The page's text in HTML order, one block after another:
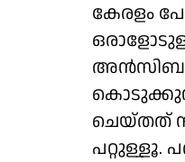
കേരളം
അൻസിബ
ചെയ്തത്
പറ്റുള്ളൂ.